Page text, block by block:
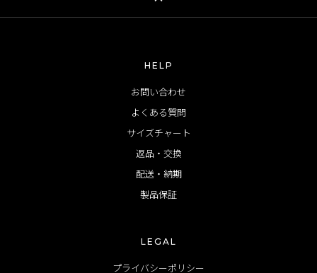
HELP
お問い合わせ
よくある質問
サイズチャート
返品・交換
配送・納期
製品保証
LEGAL
プライバシーポリシー